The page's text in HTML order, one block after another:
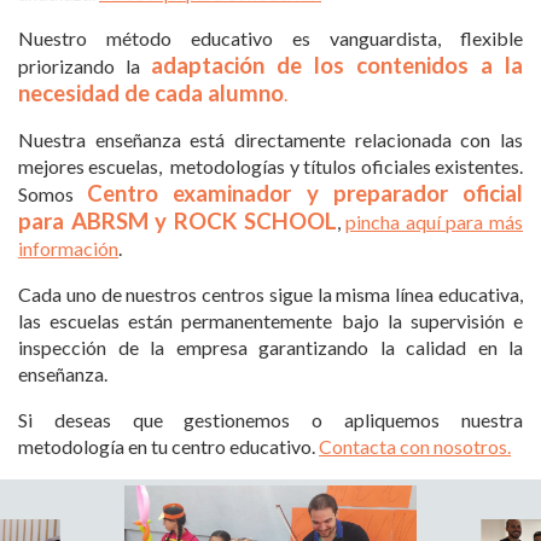
Nuestro método educativo es vanguardista, flexible
priorizando la adaptación de los contenidos a la
necesidad de cada alumno.
Nuestra enseñanza está directamente relacionada con las
mejores escuelas, metodologías y títulos oficiales existentes.
Somos Centro examinador y preparador oficial
para ABRSM y ROCK SCHOOL,pincha aquí para más
información.
Cada uno de nuestros centros sigue la misma línea educativa,
las escuelas están permanentemente bajo la supervisión e
inspección de la empresa garantizando la calidad en la
enseñanza.
Si deseas que gestionemos o apliquemos nuestra
metodología en tu centro educativo.Contacta con nosotros.